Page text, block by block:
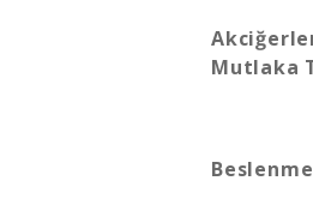
Mutlaka
Beslenme